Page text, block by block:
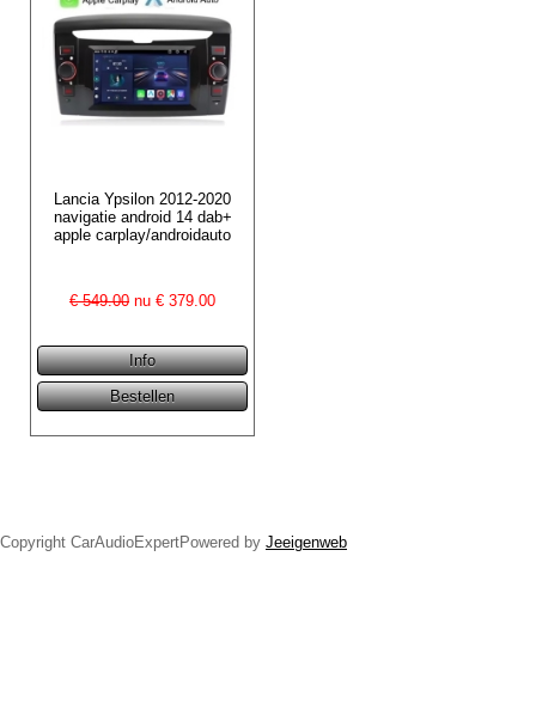
Lancia Ypsilon 2012-2020
navigatie android 14 dab+
apple carplay/androidauto
€ 549.00 nu €379.00
Copyright CarAudioExpertPowered by Jeeigenweb